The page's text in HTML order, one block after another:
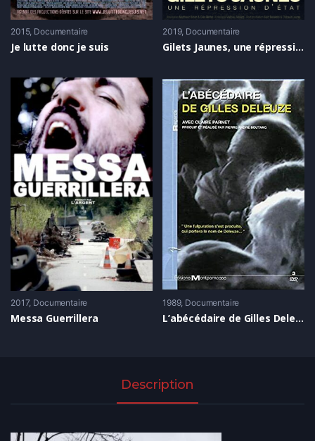
2015 Documentaire
Je lutte donc je suis
2019 Documentaire
Gilets Jaunes, une répression d’État
2017 Documentaire
Messa Guerrillera
1989 Documentaire
L’abécédaire de Gilles Deleuze
Description